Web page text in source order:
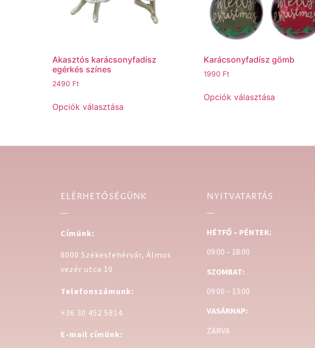
Akasztós karácsonyfadísz
egérkés színes
2490 Ft
Opciók választása
Karácsonyfadísz gömb
1990 Ft
Opciók választása
ELÉRHETŐSÉGÜNK
Címünk:
8000 Székesfehérvár, Álmos
vezér utca 10
Telefonszámunk:
+36 30 452 5814
E-mail címünk:
NYITVATARTÁS
HÉTFŐ – PÉNTEK:
09:00 – 18:00
SZOMBAT:
09:00 – 13:00
VASÁRNAP:
ZÁRVA